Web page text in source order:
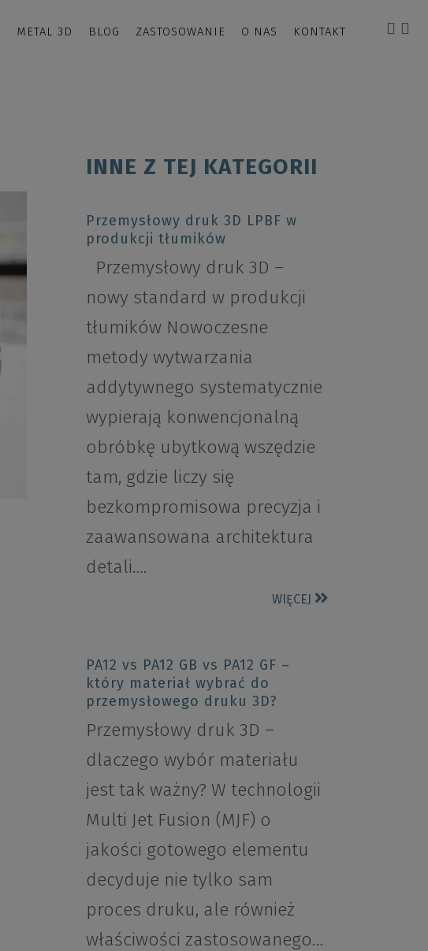
METAL 3D BLOG ZASTOSOWANIE O NAS KONTAKT
INNE Z TEJ KATEGORII
Przemysłowy druk 3D LPBF w
produkcji tłumików
Przemysłowy druk 3D –
nowy standard w produkcji
tłumików Nowoczesne
metody wytwarzania
addytywnego systematycznie
wypierają konwencjonalną
obróbkę ubytkową wszędzie
tam, gdzie liczy się
bezkompromisowa precyzja i
zaawansowana architektura
detali….
WIĘCEJ
PA12 vs PA12 GB vs PA12 GF –
który materiał wybrać do
przemysłowego druku 3D?
Przemysłowy druk 3D –
dlaczego wybór materiału
jest tak ważny? W technologii
Multi Jet Fusion (MJF) o
jakości gotowego elementu
decyduje nie tylko sam
proces druku, ale również
właściwości zastosowanego…